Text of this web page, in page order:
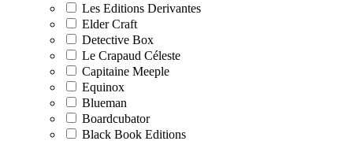
Les Editions Derivantes
Elder Craft
Detective Box
Le Crapaud Céleste
Capitaine Meeple
Equinox
Blueman
Boardcubator
Black Book Editions